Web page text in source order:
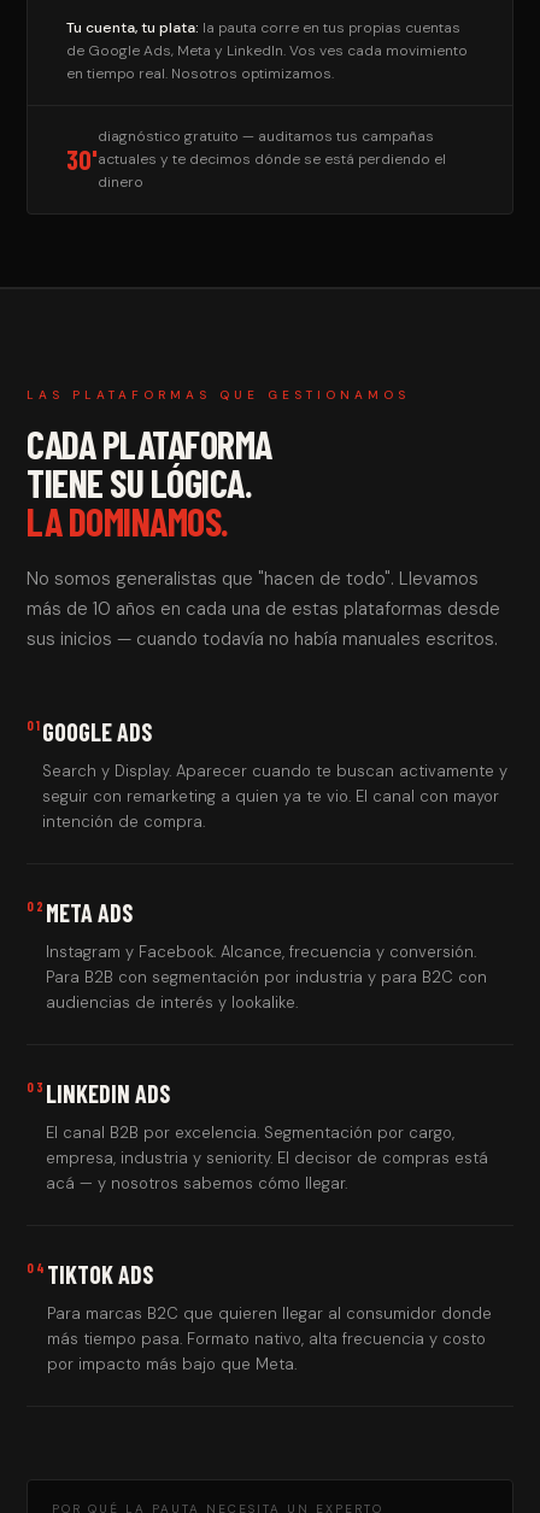
Tu cuenta, tu plata: la pauta corre en tus propias cuentas
de Google Ads, Meta y LinkedIn. Vos ves cada movimiento
en tiempo real. Nosotros optimizamos.
30'
diagnóstico gratuito — auditamos tus campañas
actuales y te decimos dónde se está perdiendo el
dinero
LAS PLATAFORMAS QUE GESTIONAMOS
CADA PLATAFORMA
TIENE SU LÓGICA.
LA DOMINAMOS.
No somos generalistas que "hacen de todo". Llevamos
más de 10 años en cada una de estas plataformas desde
sus inicios — cuando todavía no había manuales escritos.
01 GOOGLE ADS
Search y Display. Aparecer cuando te buscan activamente y
seguir con remarketing a quien ya te vio. El canal con mayor
intención de compra.
02 META ADS
Instagram y Facebook. Alcance, frecuencia y conversión.
Para B2B con segmentación por industria y para B2C con
audiencias de interés y lookalike.
03 LINKEDIN ADS
El canal B2B por excelencia. Segmentación por cargo,
empresa, industria y seniority. El decisor de compras está
acá — y nosotros sabemos cómo llegar.
04 TIKTOK ADS
Para marcas B2C que quieren llegar al consumidor donde
más tiempo pasa. Formato nativo, alta frecuencia y costo
por impacto más bajo que Meta.
POR QUÉ LA PAUTA NECESITA UN EXPERTO